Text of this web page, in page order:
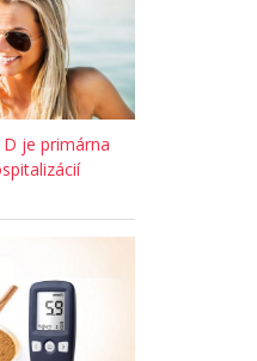
je primárna